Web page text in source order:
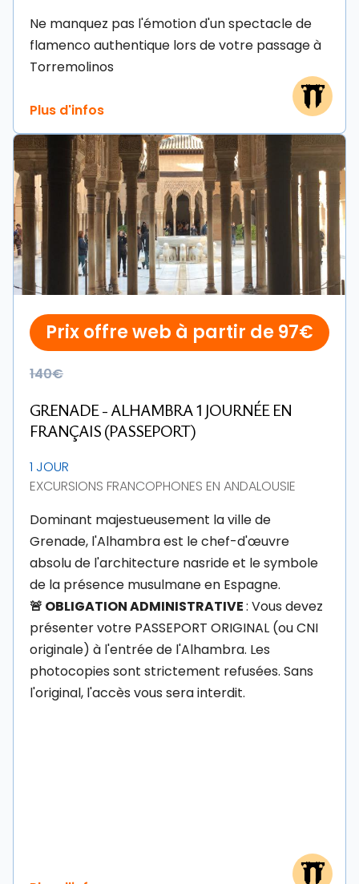
Ne manquez pas l'émotion d'un spectacle de
flamenco authentique lors de votre passage à
Torremolinos
Prix offre web à partir de 97€
140€
GRENADE - ALHAMBRA 1 JOURNÉE EN
FRANÇAIS (PASSEPORT)
1 JOUR
EXCURSIONS FRANCOPHONES EN ANDALOUSIE
Dominant majestueusement la ville de
Grenade, l'Alhambra est le chef-d'œuvre
absolu de l'architecture nasride et le symbole
de la présence musulmane en Espagne.
🚨 OBLIGATION ADMINISTRATIVE: Vous devez
présenter votre PASSEPORT ORIGINAL (ou CNI
originale) à l'entrée de l'Alhambra. Les
photocopies sont strictement refusées. Sans
l'original, l'accès vous sera interdit.